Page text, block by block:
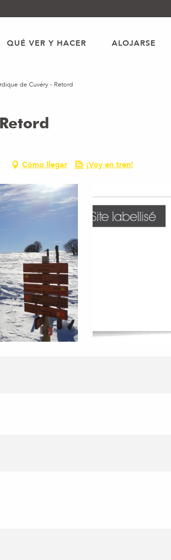
QUÉ VER Y HACER ALOJARSE
de Cuvéry - Retord
Cómo llegar ¡Voy en tren!